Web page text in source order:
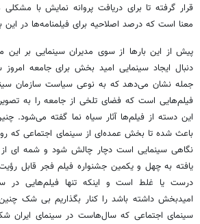
قرار گرفته تا برای دریافت پروانه نمایش با
معنا است که درصد اصلاحیه برای فیلمنامه‌ها در
پیش از این بارها از سوی مدیران سینمایی بر این
دنبال ایجاد سینمایی امید بخش برای جامعه
جمله نشان می‌دهد که به نوعی سیاست سازمان
فیلم‌هایی است که فضای تلخی از جامعه را به
این دسته از فیلم‌ها آثار سیاه نما گفته می‌شود.
باعث شده تا بخش عمده‌ای از سینمای اجتماعی که
نگاهی سینمایی است دچار چالش شود و شمه ای از
یافته به چهل و یکمین جشنواره فیلم فجر قابل
درست یا غلط است و اینکه تنها فیلم‌هایی در
امیدبخش داشته باشد را کنار بگذاریم بی شک
سینمای اجتماعی که سال‌هاست در سینمای ایران